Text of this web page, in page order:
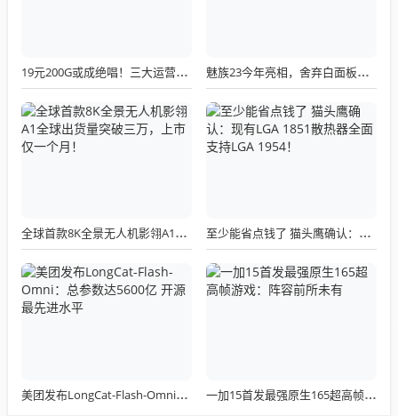
19元200G或成绝唱！三大运营商关停所有第三方渠道：被指变相涨价 魅族23今年亮相，舍弃白面板设计，白面板手机成绝版传统
全球首款8K全景无人机影翎A1全球出货量突破三万，上市仅一个月！ 至少能省点钱了 猫头鹰确认：现有LGA 1851散热器全面支持LGA 1954！
美团发布LongCat-Flash-Omni：总参数达5600亿 开源最先进水平 一加15首发最强原生165超高帧游戏：阵容前所未有